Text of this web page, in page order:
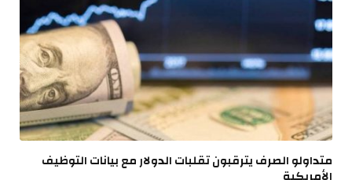
متداولو الصرف يترقبون تقلبات الدولار مع بيانات التوظيف